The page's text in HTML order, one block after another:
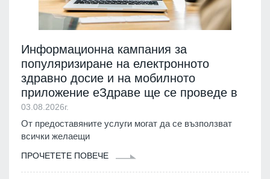
Информационна кампания за
популяризиране на електронното
здравно досие и на мобилното
приложение еЗдраве ще се проведе в
03.08.2026г.
От предоставяните услуги могат да се възползват
всички желаещи
ПРОЧЕТЕТЕ ПОВЕЧЕ